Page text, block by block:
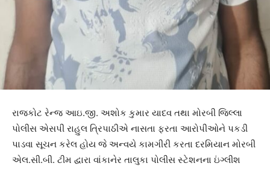
રાજકોટ રેન્જ આઇ.જી. અશોક કુમાર યાદવ તથા મોરબી જિલ્લા
પોલીસ એસપી રાહુલ ત્રિપાઠીએ નાસતા ફરતા આરોપીઓને પકડી
પાડવા સૂચન કરેલ હોય જે અન્વયે કામગીરી કરતા દરમિયાન મોરબી
એલ.સી.બી. ટીમ દ્વારા વાંકાનેર તાલુકા પોલીસ સ્ટેશનના ઇંગ્લીશ